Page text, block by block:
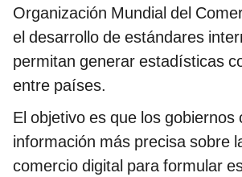
Organización Mundial del
el desarrollo de estándares
permitan generar estadísticas
entre países.
El objetivo es que los gobiernos
información más precisa sobre
comercio digital para formular